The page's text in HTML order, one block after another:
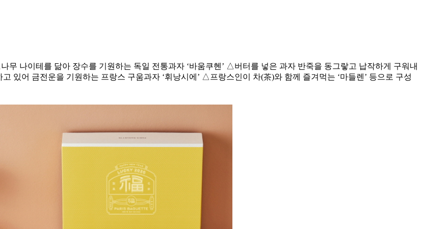
무 나이테를 닮아 장수를 기원하는 독일 전통과자 ‘바움쿠헨’ △버터를 넣은 과자 반죽을 동그랗고 납작하게 구워내
있어 금전운을 기원하는 프랑스 구움과자 ‘휘낭시에’ △프랑스인이 차(茶)와 함께 즐겨먹는 ‘마들렌’ 등으로 구성